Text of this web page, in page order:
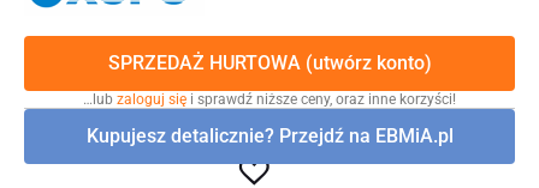
SPRZEDAŻ HURTOWA (utwórz konto)
…lub zaloguj się i sprawdź niższe ceny, oraz inne korzyści!
Kupujesz detalicznie? Przejdź na EBMiA.pl